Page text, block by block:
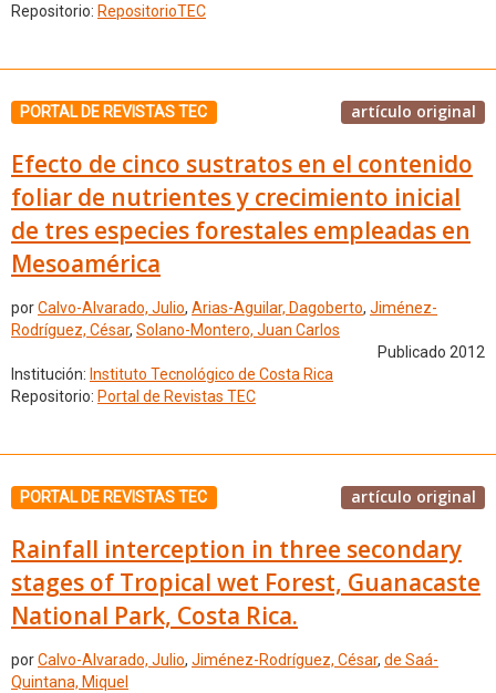
Repositorio: RepositorioTEC
PORTAL DE REVISTAS TEC artículo original
Efecto de cinco sustratos en el contenido
foliar de nutrientes y crecimiento inicial
de tres especies forestales empleadas en
Mesoamérica
porCalvo-Alvarado, Julio, Arias-Aguilar, Dagoberto, Jiménez-
Rodríguez, César, Solano-Montero, Juan Carlos
Publicado 2012
Institución: Instituto Tecnológico de Costa Rica
Repositorio: Portal de Revistas TEC
PORTAL DE REVISTAS TEC artículo original
Rainfall interception in three secondary
stages of Tropical wet Forest, Guanacaste
National Park, Costa Rica.
porCalvo-Alvarado, Julio, Jiménez-Rodríguez, César, de Saá-
Quintana, Miquel